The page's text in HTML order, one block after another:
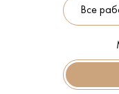
Все